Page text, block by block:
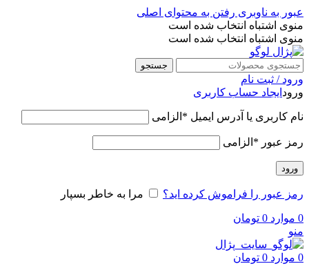
عبور به ناوبری رفتن به محتوای اصلی
منوی اشتباه انتخاب شده است
منوی اشتباه انتخاب شده است
جستجو
ورود / ثبت نام
ورود ایجاد حساب کاربری
نام کاربری یا آدرس ایمیل * الزامی
رمز عبور * الزامی
ورود
رمز عبور را فراموش کرده اید؟ مرا به خاطر بسپار
0 موارد 0 تومان
منو
0 موارد 0 تومان